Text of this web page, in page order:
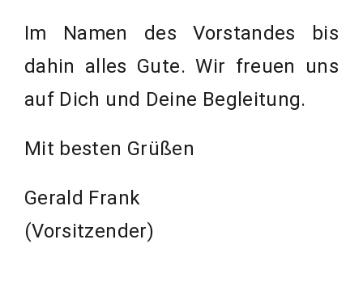
Im Namen des Vorstandes bis
dahin alles Gute. Wir freuen uns
auf Dich und Deine Begleitung.
Mit besten Grüßen
Gerald Frank
(Vorsitzender)